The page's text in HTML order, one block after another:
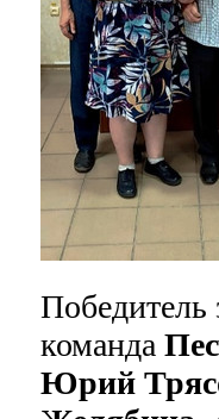
Победитель
команда
Юрий